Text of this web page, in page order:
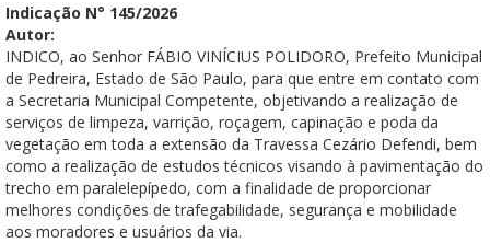
Indicação N° 145/2026
Autor:
INDICO, ao Senhor FÁBIO VINÍCIUS POLIDORO, Prefeito Municipal
de Pedreira, Estado de São Paulo, para que entre em contato com
a Secretaria Municipal Competente, objetivando a realização de
serviços de limpeza, varrição, roçagem, capinação e poda da
vegetação em toda a extensão da Travessa Cezário Defendi, bem
como a realização de estudos técnicos visando à pavimentação do
trecho em paralelepípedo, com a finalidade de proporcionar
melhores condições de trafegabilidade, segurança e mobilidade
aos moradores e usuários da via.